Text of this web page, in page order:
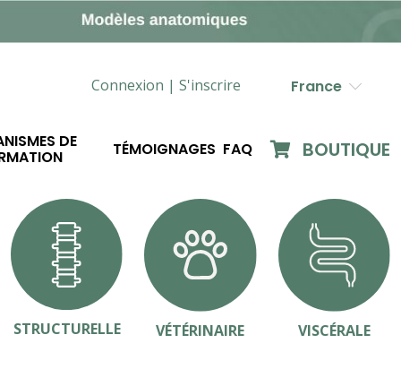
Connexion | S'inscrire France
DE TÉMOIGNAGES FAQ BOUTIQUE
STRUCTURELLE VÉTÉRINAIRE VISCÉRALE